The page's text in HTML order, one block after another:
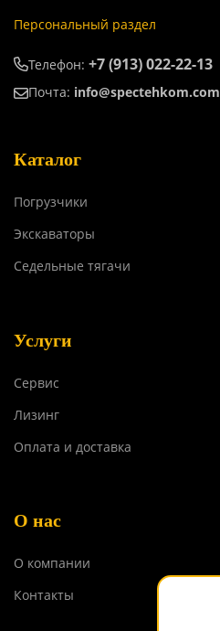
Персональный раздел
Телефон: +7 (913) 022-22-13
Почта: info@spectehkom.com
Каталог
Погрузчики
Экскаваторы
Седельные тягачи
Услуги
Сервис
Лизинг
Оплата и доставка
О нас
О компании
Контакты